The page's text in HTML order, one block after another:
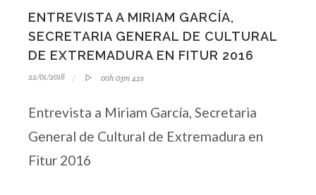
ENTREVISTA A MIRIAM GARCÍA,
SECRETARIA GENERAL DE CULTURAL
DE EXTREMADURA EN FITUR 2016
22/01/2016 00h 03m 42s
Entrevista a Miriam García, Secretaria
General de Cultural de Extremadura en
Fitur 2016